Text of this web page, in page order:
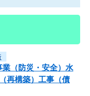
（防災・安全）水
再構築）工事（債